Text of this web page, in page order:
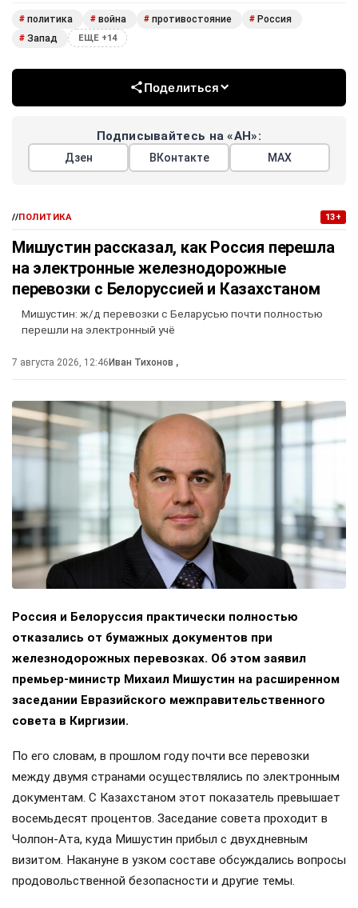
# политика # война # противостояние # Россия
# Запад ЕЩЕ +14
Поделиться
Подписывайтесь на «АН»:
Дзен ВКонтакте МАХ
//ПОЛИТИКА 13+
Мишустин рассказал, как Россия перешла
на электронные железнодорожные
перевозки с Белоруссией и Казахстаном
Мишустин: ж/д перевозки с Беларусью почти полностью
перешли на электронный учё
7 августа 2026, 12:46Иван Тихонов ,
Россия и Белоруссия практически полностью
отказались от бумажных документов при
железнодорожных перевозках. Об этом заявил
премьер-министр Михаил Мишустин на расширенном
заседании Евразийского межправительственного
совета в Киргизии.
По его словам, в прошлом году почти все перевозки
между двумя странами осуществлялись по электронным
документам. С Казахстаном этот показатель превышает
восемьдесят процентов. Заседание совета проходит в
Чолпон-Ата, куда Мишустин прибыл с двухдневным
визитом. Накануне в узком составе обсуждались вопросы
продовольственной безопасности и другие темы.